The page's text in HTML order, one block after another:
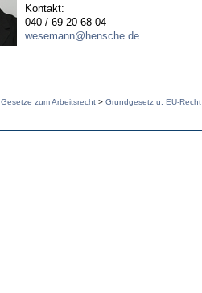
Kontakt:
040 / 69 20 68 04
wesemann@hensche.de
Gesetze zum Arbeitsrecht > Grundgesetz u. EU-Recht